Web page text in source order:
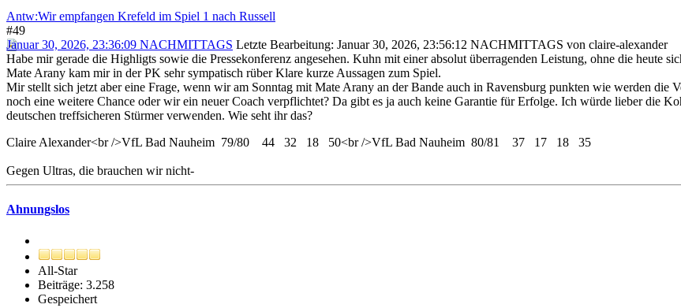
Antw:Wir empfangen Krefeld im Spiel 1 nach Russell
#49
Januar 30, 2026, 23:36:09 NACHMITTAGS Letzte Bearbeitung: Januar 30, 2026, 23:56:12 NACHMITTAGS von claire-alexander
Habe mir gerade die Highligts sowie die Pressekonferenz angesehen. Kuhn mit einer absolut überragenden Leistung, ohne die heute
Mate Arany kam mir in der PK sehr sympatisch rüber Klare kurze Aussagen zum Spiel.
Mir stellt sich jetzt aber eine Frage, wenn wir am Sonntag mit Mate Arany an der Bande auch in Ravensburg punkten wie werden die
noch eine weitere Chance oder wir ein neuer Coach verpflichtet? Da gibt es ja auch keine Garantie für Erfolge. Ich würde lieber die
deutschen treffsicheren Stürmer verwenden. Wie seht ihr das?
Claire Alexander<br />VfL Bad Nauheim 79/80 44 32 18 50<br />VfL Bad Nauheim 80/81 37 17 18 35
Gegen Ultras, die brauchen wir nicht-
Ahnungslos
All-Star
Beiträge: 3.258
Gespeichert